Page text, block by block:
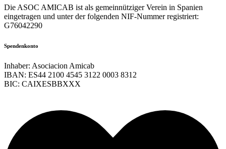
Die ASOC AMICAB ist als gemeinnütziger Verein in Spanien
eingetragen und unter der folgenden NIF-Nummer registriert:
G76042290
Spendenkonto
Inhaber: Asociacion Amicab
IBAN: ES44 2100 4545 3122 0003 8312
BIC: CAIXESBBXXX